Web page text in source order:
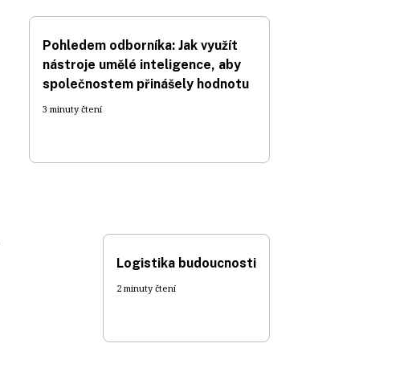
Pohledem odborníka: Jak využít
nástroje umělé inteligence, aby
společnostem přinášely hodnotu
3 minuty čtení
Logistika budoucnosti
2 minuty čtení